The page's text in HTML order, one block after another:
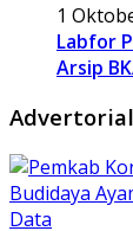
1
Labfor
Arsip
Advertorial